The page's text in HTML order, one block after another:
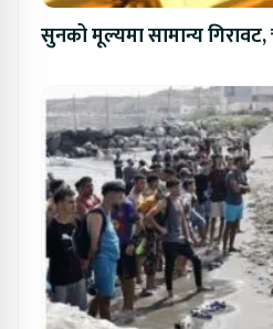
सुनको मूल्यमा सामान्य